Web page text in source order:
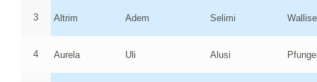
3 Altrim Adem Selimi
4 Aurela Uli Alusi